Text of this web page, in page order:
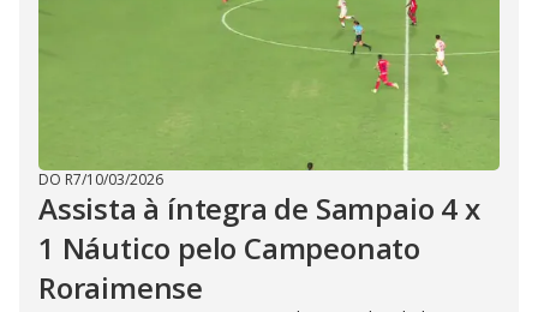
DO R7/10/03/2026
Assista à íntegra de Sampaio 4 x
1 Náutico pelo Campeonato
Roraimense